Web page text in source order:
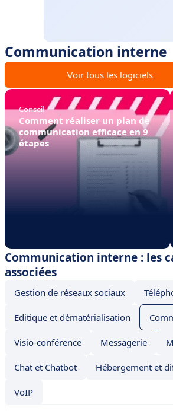
Communication interne
Voir tous les logiciels
Conseil
Comment réaliser un plan de
communication efficace en 9
étapes
Communication interne : les
associées
Gestion de réseaux sociaux
Editique et dématérialisation
Visio-conférence Messagerie
Chat et Chatbot Hébergement et
VoIP